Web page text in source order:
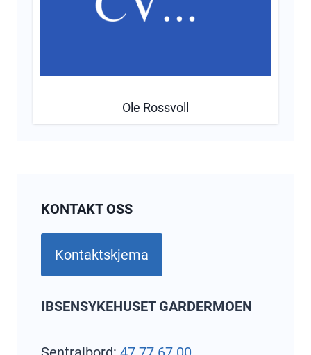
Ole Rossvoll
KONTAKT OSS
Kontaktskjema
IBSENSYKEHUSET GARDERMOEN